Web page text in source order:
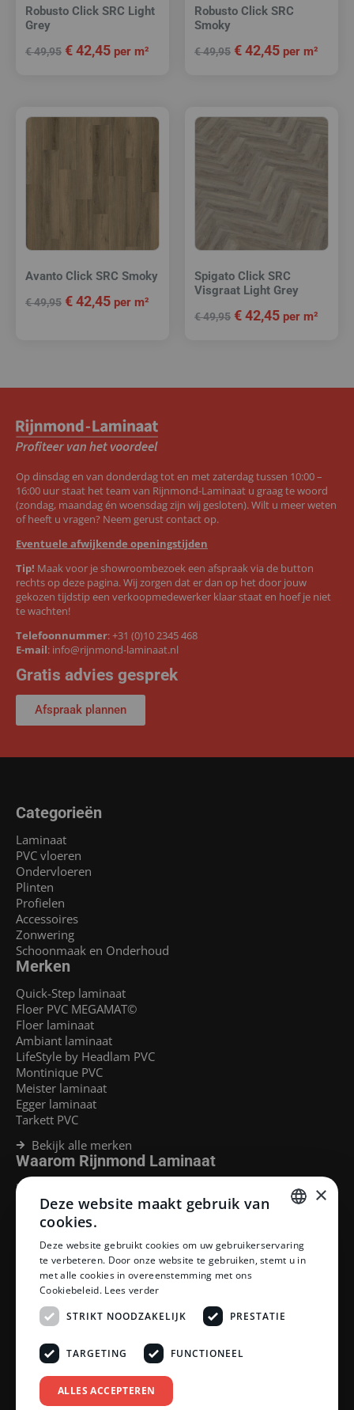
Robusto Click SRC Light
Grey
€49,95 €42,45 per m²
Robusto Click SRC
Smoky
€49,95 €42,45 per m²
Avanto Click SRC Smoky
€49,95 €42,45 per m²
Spigato Click SRC
Visgraat Light Grey
€49,95 €42,45 per m²
Op dinsdag en van donderdag tot en met zaterdag tussen 10:00 –
16:00 uur staat het team van Rijnmond-Laminaat u graag te woord
(zondag, maandag én woensdag zijn wij gesloten). Wilt u meer weten
of heeft u vragen? Neem gerust contact op.
Eventuele afwijkende openingstijden
Tip! Maak voor je showroombezoek een afspraak via de button
rechts op deze pagina. Wij zorgen dat er dan op het door jouw
gekozen tijdstip een verkoopmedewerker klaar staat en hoef je niet
te wachten!
Telefoonnummer:+31 (0)10 2345 468
E-mail: info@rijnmond-laminaat.nl
Gratis advies gesprek
Afspraak plannen
Categorieën
Laminaat
PVC vloeren
Ondervloeren
Plinten
Profielen
Accessoires
Zonwering
Schoonmaak en Onderhoud
Merken
Quick-Step laminaat
Floer PVC MEGAMAT©
Floer laminaat
Ambiant laminaat
LifeStyle by Headlam PVC
Montinique PVC
Meister laminaat
Egger laminaat
Tarkett PVC
Bekijk alle merken
Waarom Rijnmond Laminaat
Legservice
Laminaat Capelle aan den Ijssel
Laminaat voor vloerverwarming
Klantenservice
Betaalmethoden
Openingstijden showroom
Afhalen en bezorgen
Retourprocedure
Veelgestelde vragen
Legservice
Neem contact op
Reviewpolicy
Privacy policy
DUTCH
×
Deze website maakt gebruik van
cookies.
Deze website gebruikt cookies om uw gebruikerservaring
te verbeteren. Door onze website te gebruiken, stemt u in
met alle cookies in overeenstemming met ons
Cookiebeleid. Lees verder
STRIKT NOODZAKELIJK
PRESTATIE
TARGETING FUNCTIONEEL
ALLES ACCEPTEREN